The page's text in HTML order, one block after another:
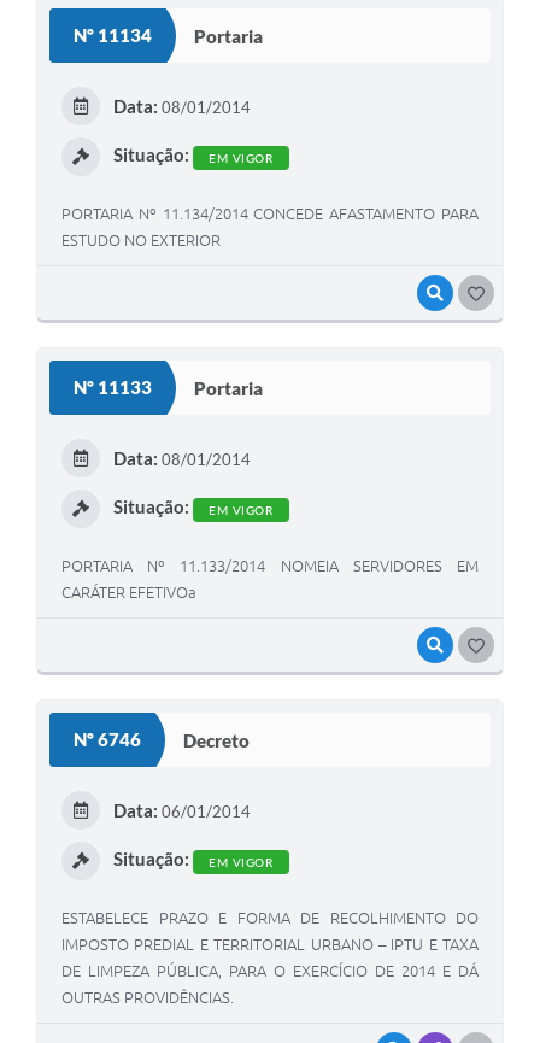
Nº 11134 Portaria
VISUALIZAR
Data: 08/01/2014
Situação: EM VIGOR
PORTARIA Nº 11.134/2014 CONCEDE AFASTAMENTO PARA
ESTUDO NO EXTERIOR
Nº 11133 Portaria
VISUALIZAR
Data: 08/01/2014
Situação: EM VIGOR
PORTARIA Nº 11.133/2014 NOMEIA SERVIDORES EM
CARÁTER EFETIVOa
Nº 6746 Decreto
Data: 06/01/2014
Situação: EM VIGOR
ESTABELECE PRAZO E FORMA DE RECOLHIMENTO DO
IMPOSTO PREDIAL E TERRITORIAL URBANO – IPTU E TAXA
DE LIMPEZA PÚBLICA, PARA O EXERCÍCIO DE 2014 E DÁ
OUTRAS PROVIDÊNCIAS.